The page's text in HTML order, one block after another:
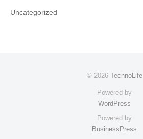
Uncategorized
© 2026 TechnoLife
Powered by
WordPress
Powered by
BusinessPress